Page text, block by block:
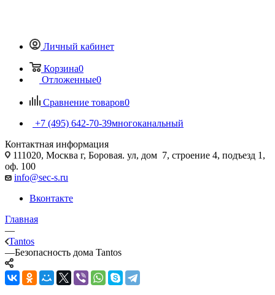
Личный кабинет
Корзина0
Отложенные0
Сравнение товаров0
+7 (495) 642-70-39многоканальный
Контактная информация
111020, Москва г, Боровая. ул, дом 7, строение 4, подъезд 1,
оф. 100
info@sec-s.ru
Вконтакте
Главная
—
Tantos
—Безопасность дома Tantos